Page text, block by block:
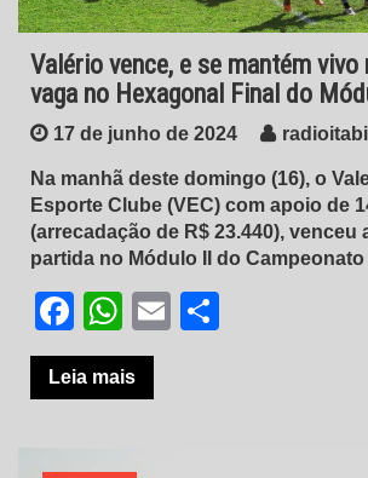
Valério vence, e se mantém vivo
vaga no Hexagonal Final do
17 de junho de 2024
Na manhã deste domingo (16), o
Esporte Clube (VEC) com apoio de
(arrecadação de R$ 23.440), venceu
partida no Módulo II do Campeonato
Facebook
WhatsApp
Email
Leia mais